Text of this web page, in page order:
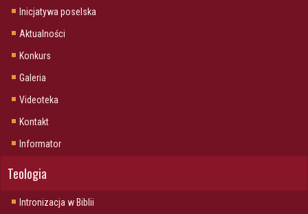
Inicjatywa poselska
Aktualności
Konkurs
Galeria
Videoteka
Kontakt
Informator
Teologia
Intronizacja w Biblii